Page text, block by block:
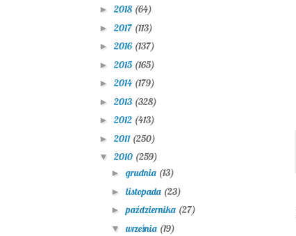
►2018 (64)
► 2017 (113)
►2016 (137)
► 2015 (165)
►2014 (179)
► 2013 (328)
►2012 (413)
► 2011 (250)
▼2010 (259)
►grudnia (13)
► listopada (23)
►października (27)
▼ września (19)